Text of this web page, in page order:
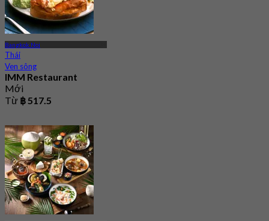
Bangkok Noi
Thái
Ven sông
IMM Restaurant
Mới
Từ ฿ 517.5